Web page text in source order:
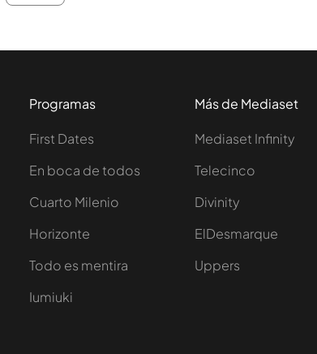
Programas
First Dates
En boca de todos
Cuarto Milenio
Horizonte
Todo es mentira
Iumiuki
Más de Mediaset
Mediaset Infinity
Telecinco
Divinity
ElDesmarque
Uppers